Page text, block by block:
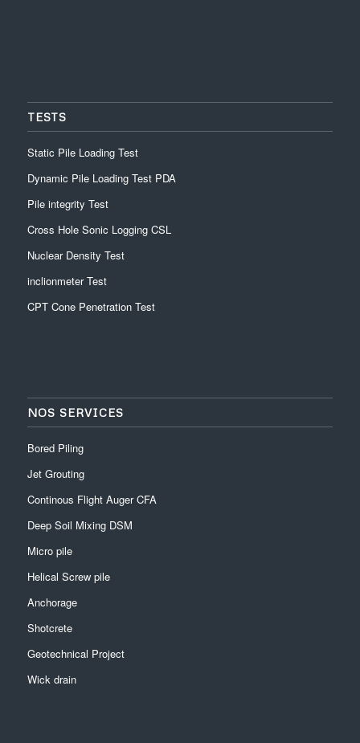
TESTS
Static Pile Loading Test
Dynamic Pile Loading Test PDA
Pile integrity Test
Cross Hole Sonic Logging CSL
Nuclear Density Test
inclionmeter Test
CPT Cone Penetration Test
NOS SERVICES
Bored Piling
Jet Grouting
Continous Flight Auger CFA
Deep Soil Mixing DSM
Micro pile
Helical Screw pile
Anchorage
Shotcrete
Geotechnical Project
Wick drain